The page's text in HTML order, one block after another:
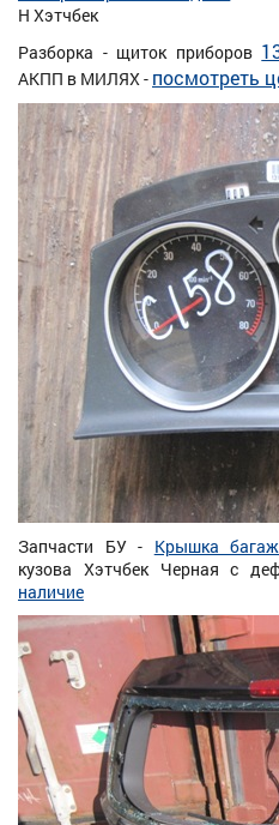
H Хэтчбек
Разборка - щиток приборов
АКПП в МИЛЯХ - посмотреть
Запчасти БУ - Крышка
кузова Хэтчбек Черная с
наличие